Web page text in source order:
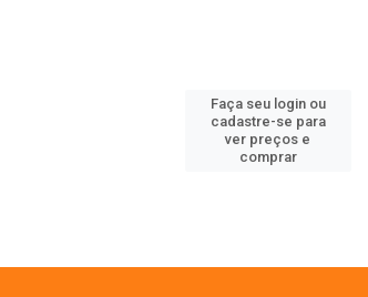
Faça seu login ou
cadastre-se para
ver preços e
comprar